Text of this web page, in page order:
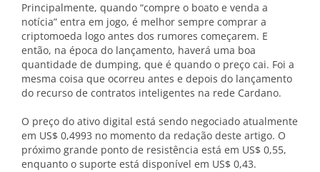
Principalmente, quando “compre o boato e venda a
notícia” entra em jogo, é melhor sempre comprar a
criptomoeda logo antes dos rumores começarem. E
então, na época do lançamento, haverá uma boa
quantidade de dumping, que é quando o preço cai. Foi a
mesma coisa que ocorreu antes e depois do lançamento
do recurso de contratos inteligentes na rede Cardano.
O preço do ativo digital está sendo negociado atualmente
em US$ 0,4993 no momento da redação deste artigo. O
próximo grande ponto de resistência está em US$ 0,55,
enquanto o suporte está disponível em US$ 0,43.